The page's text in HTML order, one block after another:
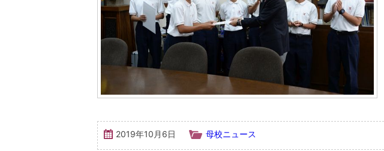
2019年10月6日 母校ニュース